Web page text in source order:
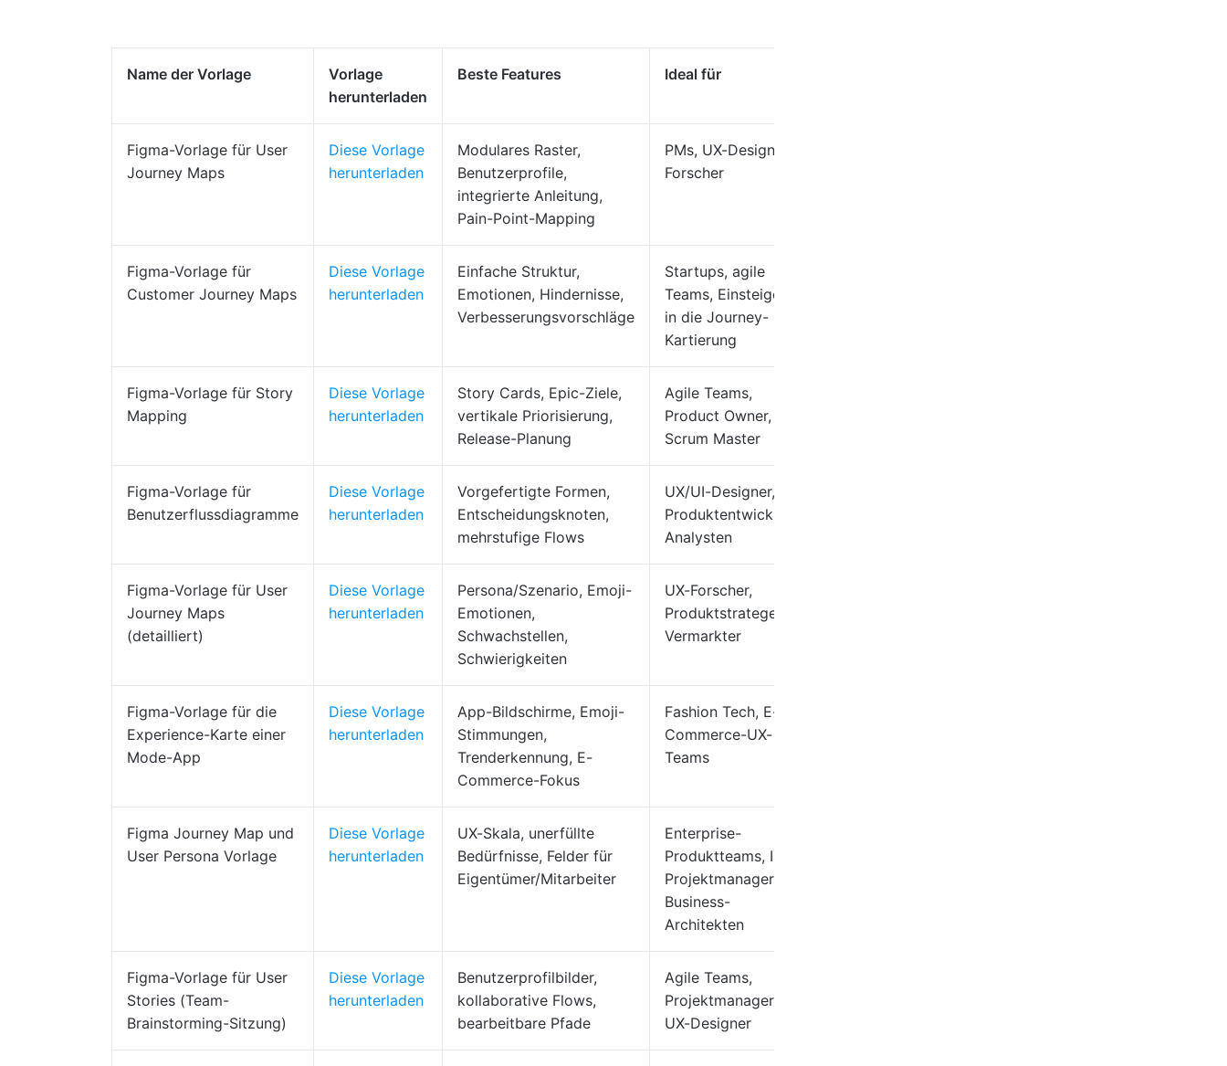
Name der Vorlage
Vorlage
herunterladen
Beste Features Ideal für
Figma-Vorlage für User
Journey Maps
Diese Vorlage
herunterladen
Modulares Raster,
Benutzerprofile,
integrierte Anleitung,
Pain-Point-Mapping
PMs, UX-Designer,
Forscher
Figma-Vorlage für
Customer Journey Maps
Diese Vorlage
herunterladen
Einfache Struktur,
Emotionen, Hindernisse,
Verbesserungsvorschläge
Startups, agile
Teams, Einsteiger
in die Journey-
Kartierung
Figma-Vorlage für Story
Mapping
Diese Vorlage
herunterladen
Story Cards, Epic-Ziele,
vertikale Priorisierung,
Release-Planung
Agile Teams,
Product Owner,
Scrum Master
Figma-Vorlage für
Benutzerflussdiagramme
Diese Vorlage
herunterladen
Vorgefertigte Formen,
Entscheidungsknoten,
mehrstufige Flows
UX/UI-Designer,
Produktentwickler,
Analysten
Figma-Vorlage für User
Journey Maps
(detailliert)
Diese Vorlage
herunterladen
Persona/Szenario, Emoji-
Emotionen,
Schwachstellen,
Schwierigkeiten
UX-Forscher,
Produktstrategen,
Vermarkter
Figma-Vorlage für die
Experience-Karte einer
Mode-App
Diese Vorlage
herunterladen
App-Bildschirme, Emoji-
Stimmungen,
Trenderkennung, E-
Commerce-Fokus
Fashion Tech, E-
Commerce-UX-
Teams
Figma Journey Map und
User Persona Vorlage
Diese Vorlage
herunterladen
UX-Skala, unerfüllte
Bedürfnisse, Felder für
Eigentümer/Mitarbeiter
Enterprise-
Produktteams, IT-
Projektmanager,
Business-
Architekten
Figma-Vorlage für User
Stories (Team-
Brainstorming-Sitzung)
Diese Vorlage
herunterladen
Benutzerprofilbilder,
kollaborative Flows,
bearbeitbare Pfade
Agile Teams,
Projektmanager,
UX-Designer